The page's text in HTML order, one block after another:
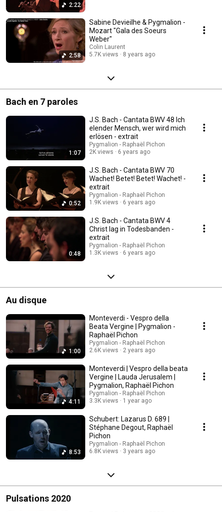
2:22
2:58
Sabine Devieilhe & Pygmalion -
Mozart "Gala des Soeurs
Weber"
Colin Laurent
5.7K views
8 years ago
Bach en 7 paroles
1:07
J.S. Bach - Cantata BWV 48 Ich
elender Mensch, wer wird mich
erlösen - extrait
Pygmalion - Raphaël Pichon
2K views
6 years ago
0:52
J.S. Bach - Cantata BWV 70
Wachet! Betet! Betet! Wachet! -
extrait
Pygmalion - Raphaël Pichon
1.9K views
6 years ago
0:48
J.S. Bach - Cantata BWV 4
Christ lag in Todesbanden -
extrait
Pygmalion - Raphaël Pichon
1.3K views
6 years ago
Au disque
1:00
Monteverdi - Vespro della
Beata Vergine | Pygmalion -
Raphaël Pichon
Pygmalion - Raphaël Pichon
2.6K views
2 years ago
4:11
Monteverdi | Vespro della beata
Vergine | Lauda Jerusalem |
Pygmalion, Raphaël Pichon
Pygmalion - Raphaël Pichon
3.3K views
1 year ago
8:53
Schubert: Lazarus D. 689 |
Stéphane Degout, Raphaël
Pichon
Pygmalion - Raphaël Pichon
6.8K views
3 years ago
Pulsations 2020